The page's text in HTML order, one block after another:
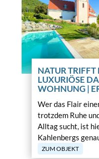
NATUR TRIFFT
LUXURIÖSE
WOHNUNG |
Wer das Flair
trotzdem Ruhe
Alltag sucht, ist
Kahlenbergs
ZUM OBJEKT